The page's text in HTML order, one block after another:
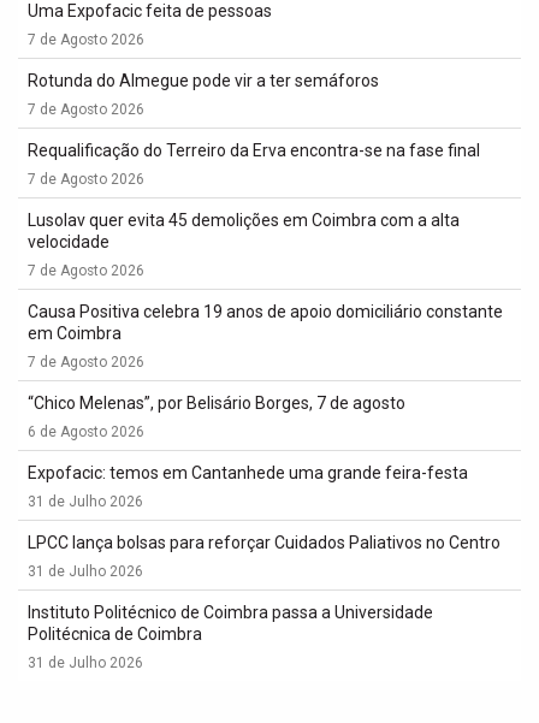
Uma Expofacic feita de pessoas
7 de Agosto 2026
Rotunda do Almegue pode vir a ter semáforos
7 de Agosto 2026
Requalificação do Terreiro da Erva encontra-se na fase final
7 de Agosto 2026
Lusolav quer evita 45 demolições em Coimbra com a alta
velocidade
7 de Agosto 2026
Causa Positiva celebra 19 anos de apoio domiciliário constante
em Coimbra
7 de Agosto 2026
“Chico Melenas”, por Belisário Borges, 7 de agosto
6 de Agosto 2026
Expofacic: temos em Cantanhede uma grande feira-festa
31 de Julho 2026
LPCC lança bolsas para reforçar Cuidados Paliativos no Centro
31 de Julho 2026
Instituto Politécnico de Coimbra passa a Universidade
Politécnica de Coimbra
31 de Julho 2026